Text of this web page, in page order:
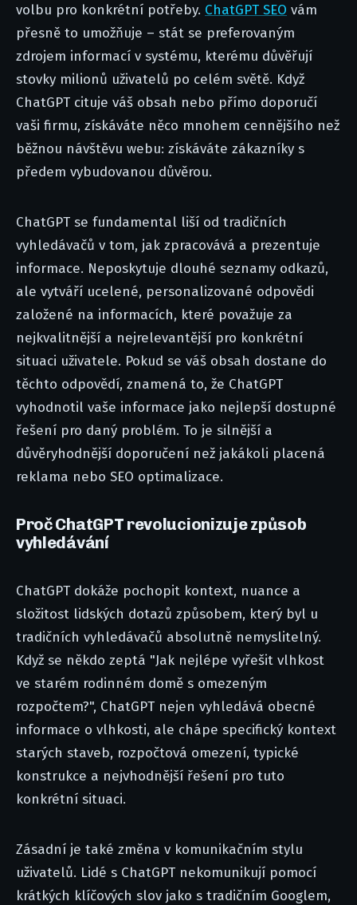
volbu pro konkrétní potřeby. ChatGPT SEO vám
přesně to umožňuje – stát se preferovaným
zdrojem informací v systému, kterému důvěřují
stovky milionů uživatelů po celém světě. Když
ChatGPT cituje váš obsah nebo přímo doporučí
vaši firmu, získáváte něco mnohem cennějšího než
běžnou návštěvu webu: získáváte zákazníky s
předem vybudovanou důvěrou.
ChatGPT se fundamental liší od tradičních
vyhledávačů v tom, jak zpracovává a prezentuje
informace. Neposkytuje dlouhé seznamy odkazů,
ale vytváří ucelené, personalizované odpovědi
založené na informacích, které považuje za
nejkvalitnější a nejrelevantější pro konkrétní
situaci uživatele. Pokud se váš obsah dostane do
těchto odpovědí, znamená to, že ChatGPT
vyhodnotil vaše informace jako nejlepší dostupné
řešení pro daný problém. To je silnější a
důvěryhodnější doporučení než jakákoli placená
reklama nebo SEO optimalizace.
Proč ChatGPT revolucionizuje způsob
vyhledávání
ChatGPT dokáže pochopit kontext, nuance a
složitost lidských dotazů způsobem, který byl u
tradičních vyhledávačů absolutně nemyslitelný.
Když se někdo zeptá "Jak nejlépe vyřešit vlhkost
ve starém rodinném domě s omezeným
rozpočtem?", ChatGPT nejen vyhledává obecné
informace o vlhkosti, ale chápe specifický kontext
starých staveb, rozpočtová omezení, typické
konstrukce a nejvhodnější řešení pro tuto
konkrétní situaci.
Zásadní je také změna v komunikačním stylu
uživatelů. Lidé s ChatGPT nekomunikují pomocí
krátkých klíčových slov jako s tradičním Googlem,